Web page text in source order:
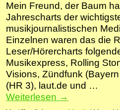
Mein Freund, der Baum
Jahrescharts der
musikjournalistischen
Einzelnen waren das die
Leser/Hörercharts
Musikexpress, Rolling
Visions, Zündfunk
(HR 3), laut.de und …
Weiterlesen →